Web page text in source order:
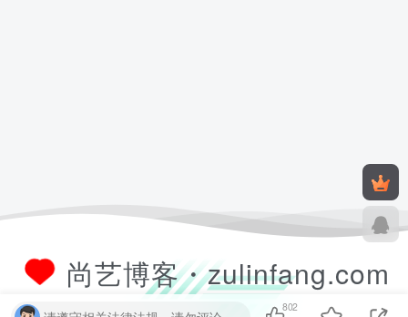
尚艺博客・zulinfang.com
802